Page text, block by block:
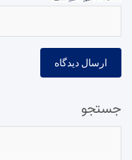
جستجو